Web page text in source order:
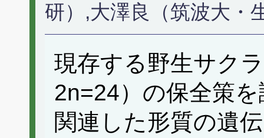
研）,大澤良（筑波大・
現存する野生サク
2n=24）の保全策
関連した形質の遺